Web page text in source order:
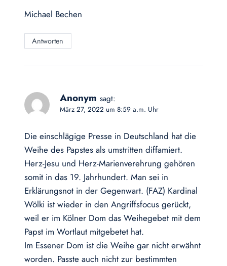
Michael Bechen
Antworten
Anonym sagt:
März 27, 2022 um 8:59 a.m. Uhr
Die einschlägige Presse in Deutschland hat die
Weihe des Papstes als umstritten diffamiert.
Herz-Jesu und Herz-Marienverehrung gehören
somit in das 19. Jahrhundert. Man sei in
Erklärungsnot in der Gegenwart. (FAZ) Kardinal
Wölki ist wieder in den Angriffsfocus gerückt,
weil er im Kölner Dom das Weihegebet mit dem
Papst im Wortlaut mitgebetet hat.
Im Essener Dom ist die Weihe gar nicht erwähnt
worden. Passte auch nicht zur bestimmten